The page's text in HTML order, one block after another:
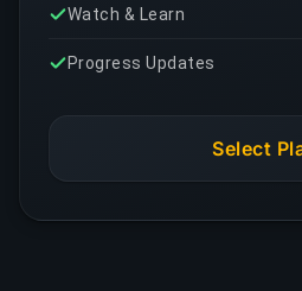
Watch & Learn
Progress Updates
Select